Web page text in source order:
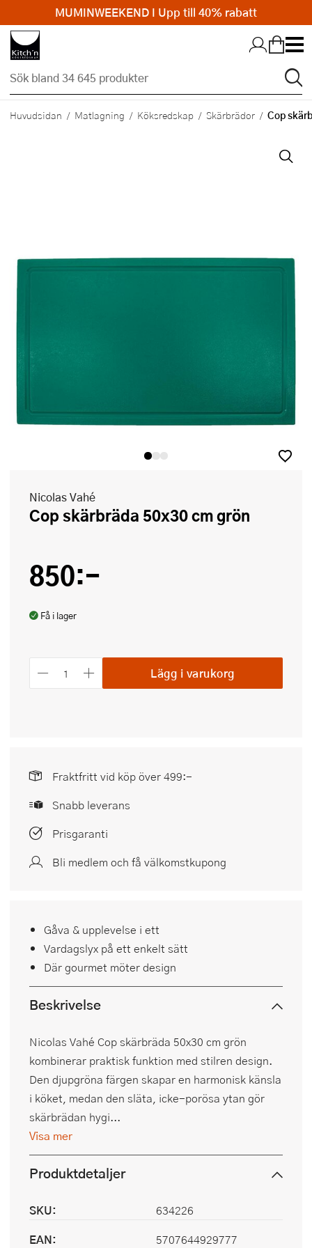
Hopp till huvudinnehållet
Huvudsidan Matlagning Köksredskap Skärbrädor Cop
Nicolas Vahé
Cop skärbräda 50x30 cm grön
850:-
Få i lager
Lägg i varukorg
Fraktfritt vid köp över 499:-
Snabb leverans
Prisgaranti
Bli medlem och få välkomstkupong
Gåva & upplevelse i ett
Vardagslyx på ett enkelt sätt
Där gourmet möter design
Beskrivelse
Nicolas Vahé Cop skärbräda 50x30 cm grön
kombinerar praktisk funktion med stilren design.
Den djupgröna färgen skapar en harmonisk känsla
i köket, medan den släta, icke-porösa ytan gör
skärbrädan hygi...
Visa mer
Produktdetaljer
SKU:
634226
EAN:
5707644929777
MUMINWEEKEND I Upp till 40% rabatt